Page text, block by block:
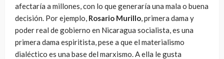
afectaría a millones, con lo que generaría una mala o buena
decisión. Por ejemplo, Rosario Murillo, primera dama y
poder real de gobierno en Nicaragua socialista, es una
primera dama espiritista, pese a que el materialismo
dialéctico es una base del marxismo. A ella le gusta